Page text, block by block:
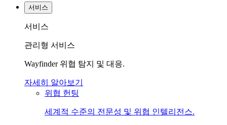
서비스
서비스
관리형 서비스
Wayfinder 위협 탐지 및 대응.
자세히 알아보기
위협 헌팅
세계적 수준의 전문성 및 위협 인텔리전스.